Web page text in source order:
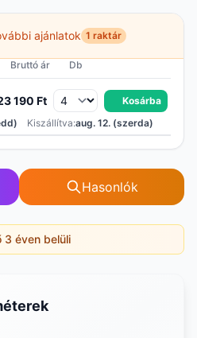
ajánlatok 1 raktár
Bruttó ár Db
190 Ft
Kosárba
Kiszállítva:aug. 12. (szerda)
Hasonlók
3 éven belüli